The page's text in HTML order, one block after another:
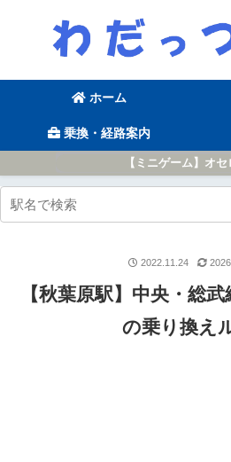
ホーム
乗換・経路案内
【ミニゲーム】オ
【秋葉原駅】中央・総
の乗り換え
2022.11.24